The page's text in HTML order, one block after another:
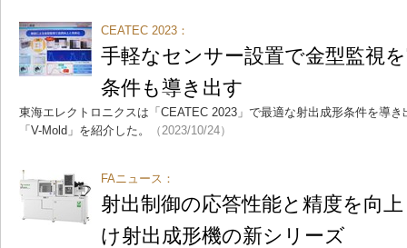
CEATEC 2023：
手軽なセンサー設置で金型監視
条件も導き出す
東海エレクトロニクスは「CEATEC 2023」で最適な射出成形条件を導
「V-Mold」を紹介した。
（2023/10/24）
FAニュース：
射出制御の応答性能と精度を向
け射出成形機の新シリーズ